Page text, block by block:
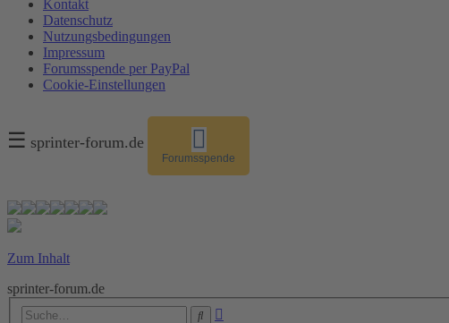
Kontakt
Datenschutz
Nutzungsbedingungen
Impressum
Forumsspende per PayPal
Cookie-Einstellungen
☰ sprinter-forum.de
Forumsspende
Zum Inhalt
sprinter-forum.de
Suche